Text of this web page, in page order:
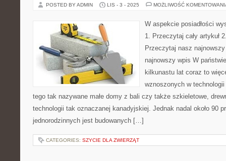
POSTED BY ADMIN LIS - 3 - 2025 MOŻLIWOŚĆ
W aspekcie posiadłości
1. Przeczytaj cały artykuł
Przeczytaj nasz
najnowszy wpis W
kilkunastu lat coraz to
wznoszonych w
tego tak nazywane małe domy z bali czy także szkieletowe,
technologii tak oznaczanej kanadyjskiej. Jednak nadal około 90
jednorodzinnych jest budowanych […]
CATEGORIES: SZYCIE DLA ZWIERZĄT